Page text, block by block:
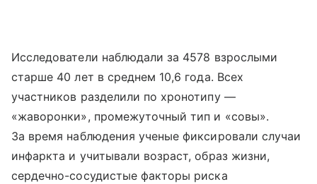
Исследователи наблюдали за 4578 взрослыми
старше 40 лет в среднем 10,6 года. Всех
участников разделили по хронотипу —
«жаворонки», промежуточный тип и «совы».
За время наблюдения ученые фиксировали случаи
инфаркта и учитывали возраст, образ жизни,
сердечно-сосудистые факторы риска